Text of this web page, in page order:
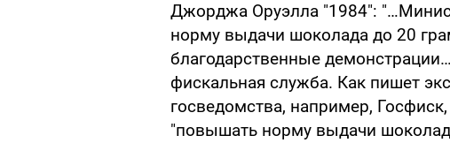
Джорджа Оруэлла "1984":
норму выдачи шоколада до 20
благодарственные
фискальная служба. Как пишет
госведомства, например,
"повышать норму выдачи